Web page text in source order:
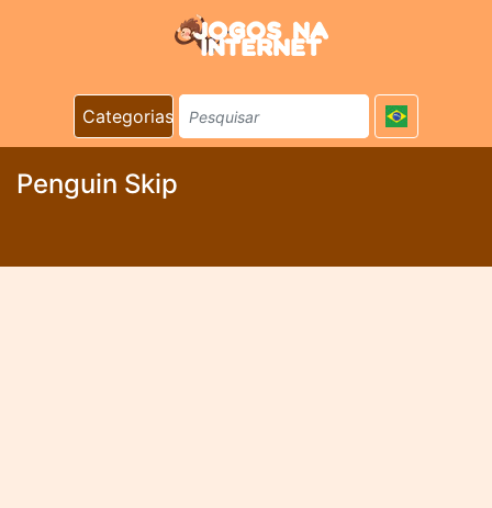
Categorias
Penguin Skip